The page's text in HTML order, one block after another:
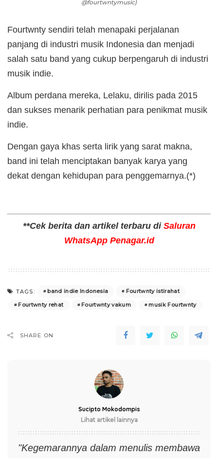
@fourtwntymusic)
Fourtwnty sendiri telah menapaki perjalanan
panjang di industri musik Indonesia dan menjadi
salah satu band yang cukup berpengaruh di industri
musik indie.
Album perdana mereka, Lelaku, dirilis pada 2015
dan sukses menarik perhatian para penikmat musik
indie.
Dengan gaya khas serta lirik yang sarat makna,
band ini telah menciptakan banyak karya yang
dekat dengan kehidupan para penggemarnya.(*)
**Cek berita dan artikel terbaru di Saluran
WhatsApp Penagar.id
TAGS: band indie Indonesia
Fourtwnty istirahat
Fourtwnty rehat
Fourtwnty vakum musik Fourtwnty
SHARE ON
Sucipto Mokodompis
Lihat artikel lainnya
"Kegemarannya dalam menulis membawa